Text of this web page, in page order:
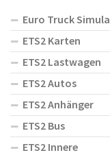
Euro Truck
ETS2 Karten
ETS2 Lastwagen
ETS2 Autos
ETS2 Anhänger
ETS2 Bus
ETS2 Innere